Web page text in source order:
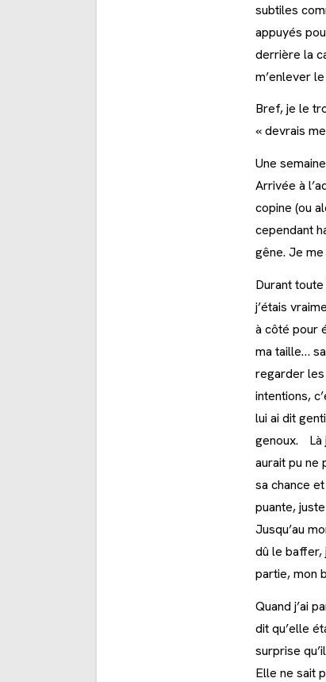
subtiles
appuyés
derrière la
m’enlever
Bref, je le
« devrais
Une
Arrivée à
copine (ou
cependant
gêne. Je
Durant
j’étais
à côté pour
ma taille…
regarder les
intentions,
lui ai dit
genoux. Là
aurait pu ne
sa chance
puante,
Jusqu’au
dû le baffer,
partie, mon
Quand j’ai
dit qu’elle
surprise
Elle ne sait